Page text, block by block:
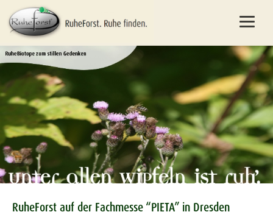
RuheForst auf der Fachmesse “PIETA” in Dresden